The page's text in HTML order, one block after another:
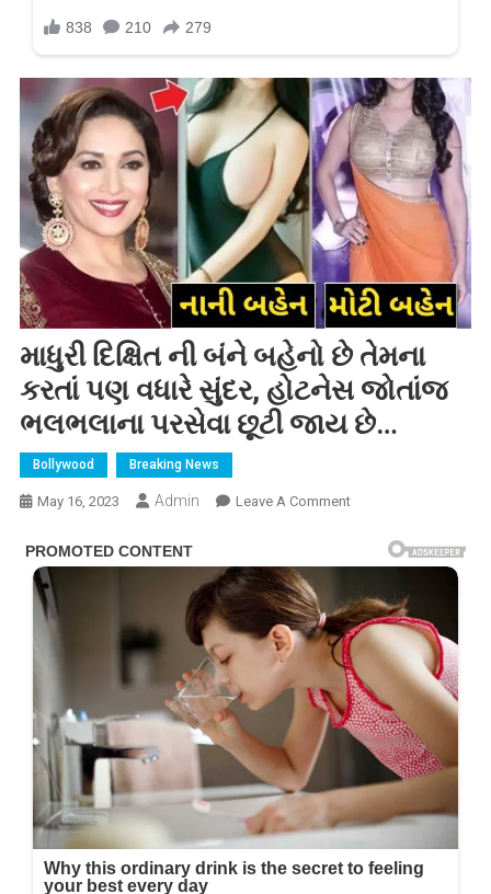
માધુરી દિક્ષિત ની બંને બહેનો છે તેમના
કરતાં પણ વધારે સુંદર, હોટનેસ જોતાંજ
ભલભલાના પરસેવા છૂટી જાય છે…
Bollywood Breaking News
May 16, 2023 Admin Leave A CommentOn
બંને
બહેનો
છે
તેમના
કરતાં
પણ
વધારે
હોટનેસ
જોતાંજ
ભલભલાના
પરસેવા